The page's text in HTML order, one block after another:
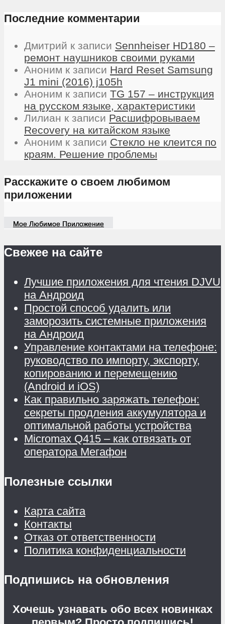
Последние комментарии
Дмитрий к записи Sennheiser HD180 –
ремонт наушников своими руками
Аноним к записи Hard Reset Samsung
J1 mini (2016) j105h
Аноним к записи TG 157 – инструкция
на русском языке, характеристики
Лилиан к записи Расшифровываем
Recovery на китайском языке
Аноним к записи Стекло не клеится по
краям. Решение проблемы
Расскажите о своем любимом
приложении
Мое Любимое Приложение
Свежее на сайте
Лучшие приложения для чтения DJVU
на Андроид
Простой способ удалить или
заморозить системные приложения
на Андроид
Управление контактами на телефоне:
руководство по импорту, экспорту,
копированию и перемещению
(Android и iOS)
Как правильно заряжать телефон:
секреты продления аккумулятора и
оптимальной работы устройства
Micromax Q415 – как отвязать от
оператора Мегафон
Полезные ссылки
Карта сайта
Контакты
Отказ от ответственности
Политика конфиденциальности
Подпишись на обновления
Хочешь узнавать обо всех новинках